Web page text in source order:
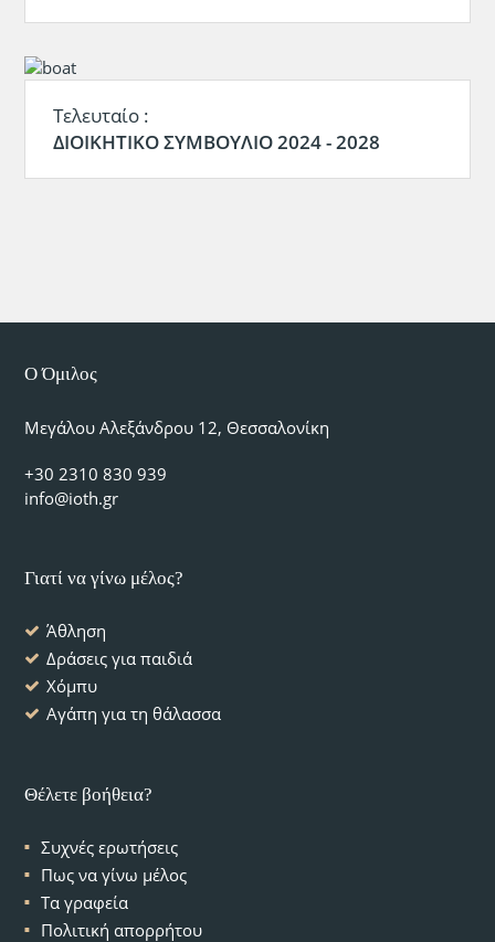
Τελευταίο :
ΔΙΟΙΚΗΤΙΚΟ ΣΥΜΒΟΥΛΙΟ 2024 - 2028
Ο Όμιλος
Μεγάλου Αλεξάνδρου 12, Θεσσαλονίκη
+30 2310 830 939
info@ioth.gr
Γιατί να γίνω μέλος?
Άθληση
Δράσεις για παιδιά
Χόμπυ
Αγάπη για τη θάλασσα
Θέλετε βοήθεια?
Συχνές ερωτήσεις
Πως να γίνω μέλος
Τα γραφεία
Πολιτική απορρήτου